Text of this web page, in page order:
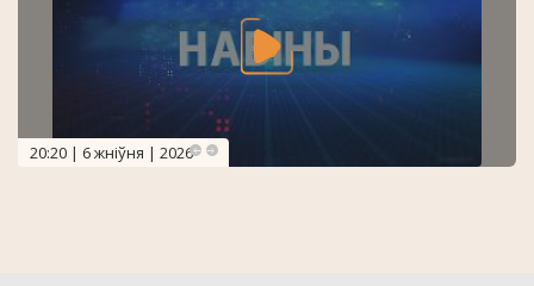
20:20 | 6 жніўня | 2026